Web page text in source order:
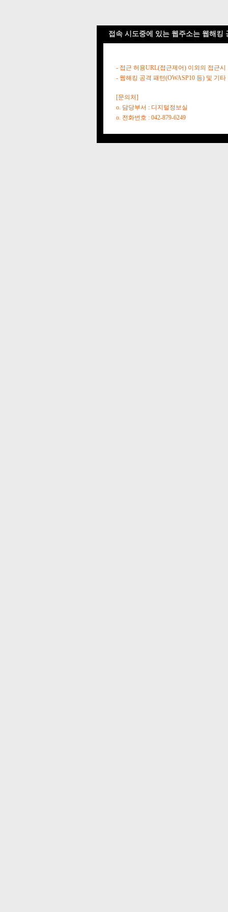
접속 시도중에 있는 웹주소는 웹해킹
- 접근 허용URL(접근제어) 이외의 접근시
- 웹해킹 공격 패턴(OWASP10 등) 및 기
[문의처]
o. 담당부서 : 디지털정보실
o. 전화번호 : 042-879-6249